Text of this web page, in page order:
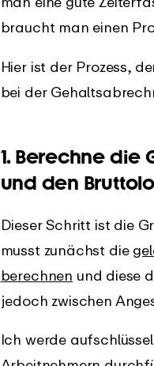
braucht man einen
Hier ist der Prozess,
bei der
1. Berechne die
und den
Dieser Schritt ist die
musst zunächst die
berechnen und diese
jedoch zwischen
Ich werde